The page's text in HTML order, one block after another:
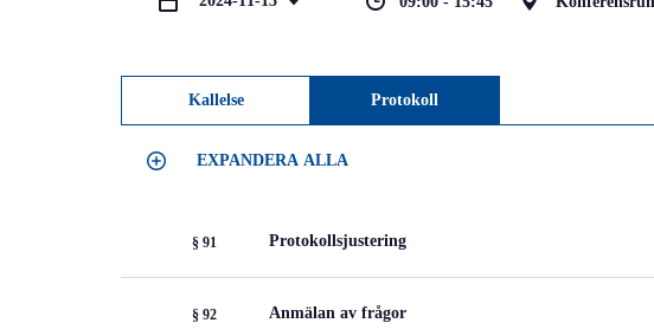
Kallelse Protokoll
EXPANDERA ALLA
§ 91 Protokollsjustering
§ 92 Anmälan av frågor